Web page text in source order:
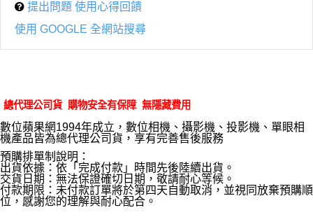
提出問題 使用心得回饋
使用 GOOGLE 全網站搜尋
總代理公司貨 購物安全有保障 無隱藏費用
數位蘋果網1994年成立，數位相機、攝影機、投影機、單眼相
機產品皆為總代理公司貨，享有完善售後服務
預購排單制說明：
出貨依據：依「完成付款」時間先後陸續出貨。
交貨日期：無法保證確切日期，敬請耐心等候。
付款期限：未付款訂單將於第四天自動取消，並視同放棄預購順
位，感謝您的理解與耐心配合。